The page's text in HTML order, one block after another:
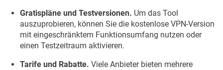
Gratispläne und Testversionen. Um das Tool
auszuprobieren, können Sie die kostenlose VPN-Version
mit eingeschränktem Funktionsumfang nutzen oder
einen Testzeitraum aktivieren.
Tarife und Rabatte. Viele Anbieter bieten mehrere